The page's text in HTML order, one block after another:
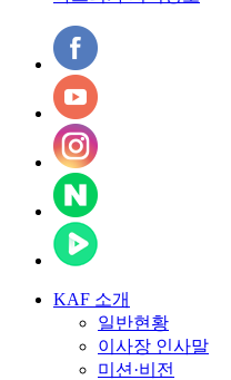
KAF 소개
일반현황
이사장 인사말
미션·비전